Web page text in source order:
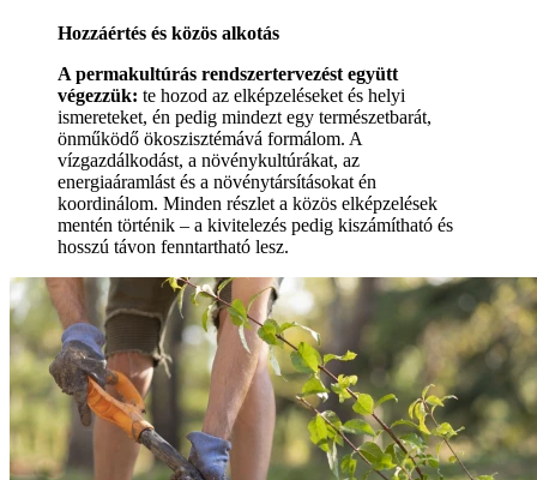
Hozzáértés és közös alkotás
A permakultúrás rendszertervezést együtt
végezzük: te hozod az elképzeléseket és helyi
ismereteket, én pedig mindezt egy természetbarát,
önműködő ökoszisztémává formálom. A
vízgazdálkodást, a növénykultúrákat, az
energiaáramlást és a növénytársításokat én
koordinálom. Minden részlet a közös elképzelések
mentén történik – a kivitelezés pedig kiszámítható és
hosszú távon fenntartható lesz.